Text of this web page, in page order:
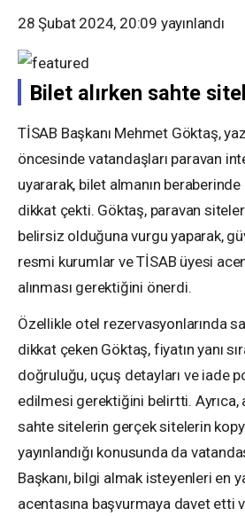
28 Şubat 2024, 20:09 yayınlandı
Bilet alırken sahte
TİSAB Başkanı Mehmet Göktaş,
öncesinde vatandaşları paravan
uyararak, bilet almanın
dikkat çekti. Göktaş, paravan
belirsiz olduğuna vurgu yaparak,
resmi kurumlar ve TİSAB üyesi
alınması gerektiğini önerdi.
Özellikle otel rezervasyonlarında
dikkat çeken Göktaş, fiyatın yanı
doğruluğu, uçuş detayları ve iade
edilmesi gerektiğini belirtti. Ayrıca,
sahte sitelerin gerçek sitelerin
yayınlandığı konusunda da
Başkanı, bilgi almak isteyenleri en
acentasına başvurmaya davet etti